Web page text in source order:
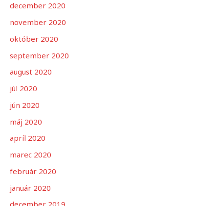
december 2020
november 2020
október 2020
september 2020
august 2020
júl 2020
jún 2020
máj 2020
apríl 2020
marec 2020
február 2020
január 2020